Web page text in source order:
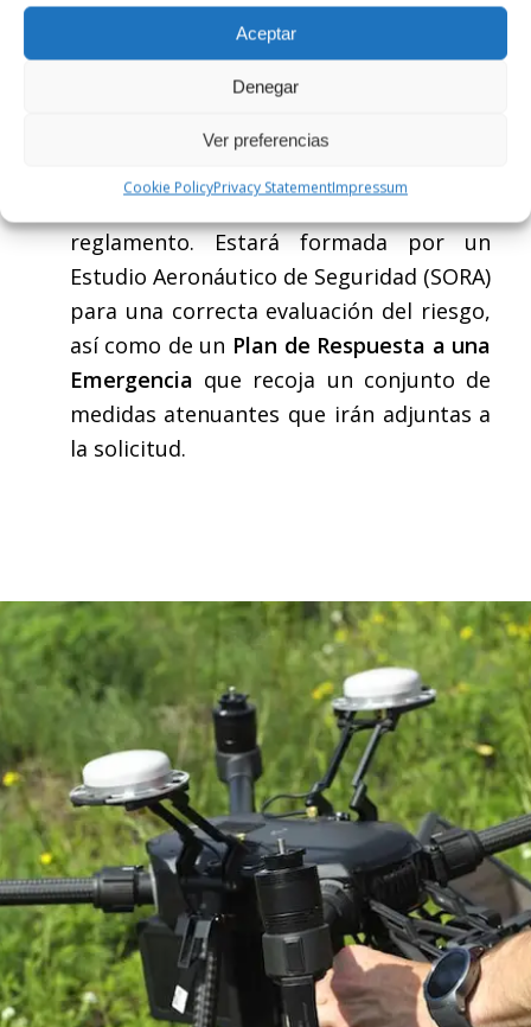
Aceptar
Denegar
Ver preferencias
Cookie PolicyPrivacy StatementImpressum
siempre que no reúnan alguno de los
requisitos especificados en la categoría
abierta o en la categoría certificada.
El operador debe presentar una
solicitud ante la autoridad competente
reglamento. Estará formada por un
Estudio Aeronáutico de Seguridad (SORA)
para una correcta evaluación del riesgo,
así como de un Plan de Respuesta a una
Emergencia que recoja un conjunto de
medidas atenuantes que irán adjuntas a
la solicitud.